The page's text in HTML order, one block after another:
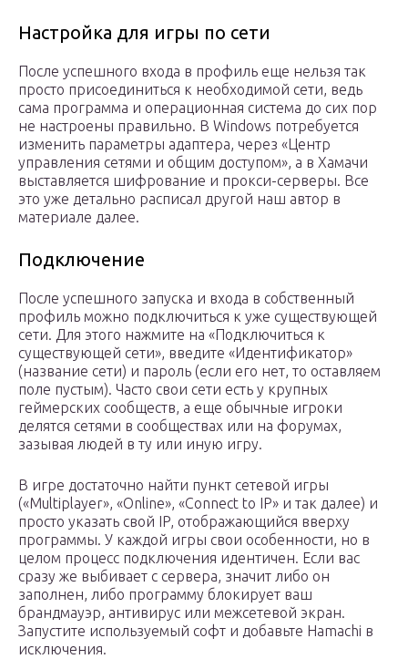
Настройка для игры по сети
После успешного входа в профиль еще нельзя так
просто присоединиться к необходимой сети, ведь
сама программа и операционная система до сих пор
не настроены правильно. В Windows потребуется
изменить параметры адаптера, через «Центр
управления сетями и общим доступом», а в Хамачи
выставляется шифрование и прокси-серверы. Все
это уже детально расписал другой наш автор в
материале далее.
Подключение
После успешного запуска и входа в собственный
профиль можно подключиться к уже существующей
сети. Для этого нажмите на «Подключиться к
существующей сети», введите «Идентификатор»
(название сети) и пароль (если его нет, то оставляем
поле пустым). Часто свои сети есть у крупных
геймерских сообществ, а еще обычные игроки
делятся сетями в сообществах или на форумах,
зазывая людей в ту или иную игру.
В игре достаточно найти пункт сетевой игры
(«Multiplayer», «Online», «Connect to IP» и так далее) и
просто указать свой IP, отображающийся вверху
программы. У каждой игры свои особенности, но в
целом процесс подключения идентичен. Если вас
сразу же выбивает с сервера, значит либо он
заполнен, либо программу блокирует ваш
брандмауэр, антивирус или межсетевой экран.
Запустите используемый софт и добавьте Hamachi в
исключения.